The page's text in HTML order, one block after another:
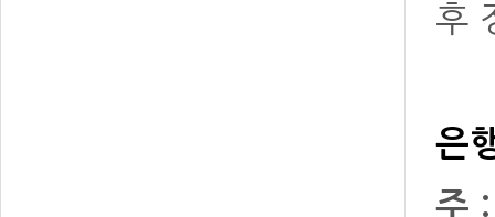
후
은
주